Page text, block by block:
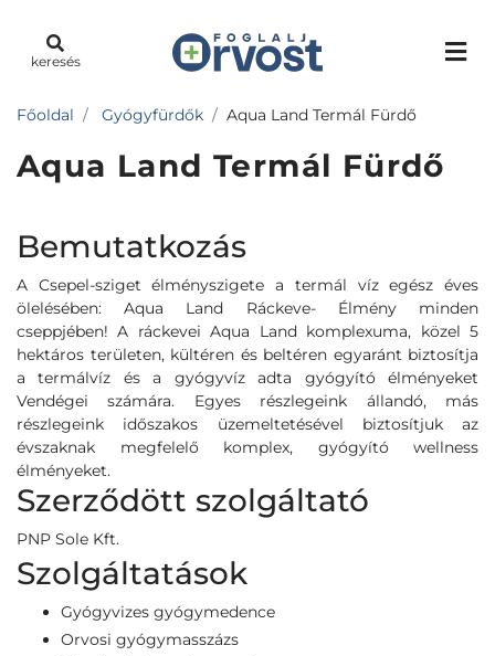
keresés
Főoldal Gyógyfürdők Aqua Land Termál Fürdő
Aqua Land Termál Fürdő
Bemutatkozás
A Csepel-sziget élményszigete a termál víz egész éves
ölelésében: Aqua Land Ráckeve- Élmény minden
cseppjében! A ráckevei Aqua Land komplexuma, közel 5
hektáros területen, kültéren és beltéren egyaránt biztosítja
a termálvíz és a gyógyvíz adta gyógyító élményeket
Vendégei számára. Egyes részlegeink állandó, más
részlegeink időszakos üzemeltetésével biztosítjuk az
évszaknak megfelelő komplex, gyógyító wellness
élményeket.
Szerződött szolgáltató
PNP Sole Kft.
Szolgáltatások
Gyógyvizes gyógymedence
Orvosi gyógymasszázs